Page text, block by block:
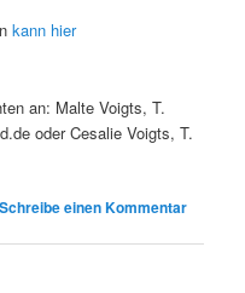
kann hier
an: Malte Voigts, T.
oder Cesalie Voigts, T.
Schreibe einen Kommentar